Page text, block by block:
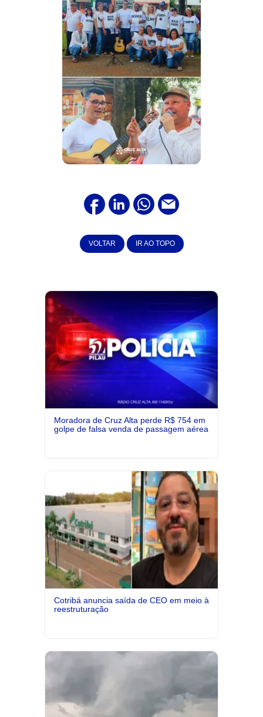
VOLTAR IR AO TOPO
Moradora de Cruz Alta perde R$ 754 em
golpe de falsa venda de passagem aérea
Cotribá anuncia saída de CEO em meio à
reestruturação